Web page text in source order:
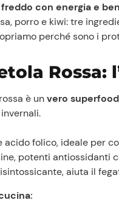
con energia e
porro e kiwi: tre
perché sono i
Rossa:
è unvero superfood
acido folico, ideale per
potenti antiossidanti
aiuta il